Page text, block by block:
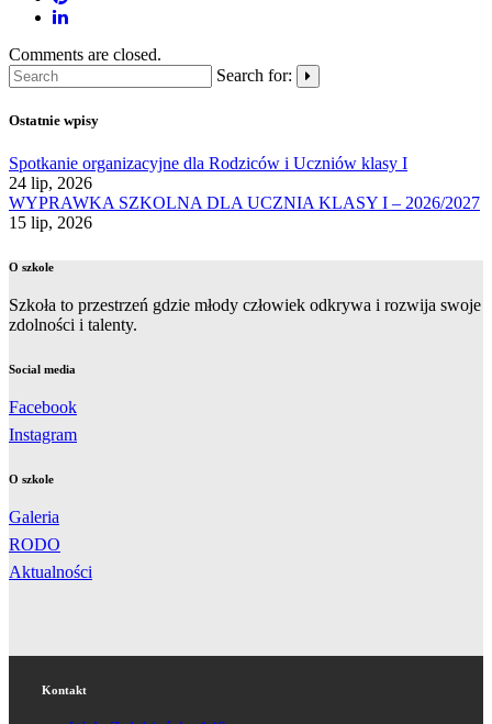
Comments are closed.
Search for:
Ostatnie wpisy
Spotkanie organizacyjne dla Rodziców i Uczniów klasy I
24 lip, 2026
WYPRAWKA SZKOLNA DLA UCZNIA KLASY I – 2026/2027
15 lip, 2026
O szkole
Szkoła to przestrzeń gdzie młody człowiek odkrywa i rozwija swoje
zdolności i talenty.
Social media
Facebook
Instagram
O szkole
Galeria
RODO
Aktualności
Kontakt